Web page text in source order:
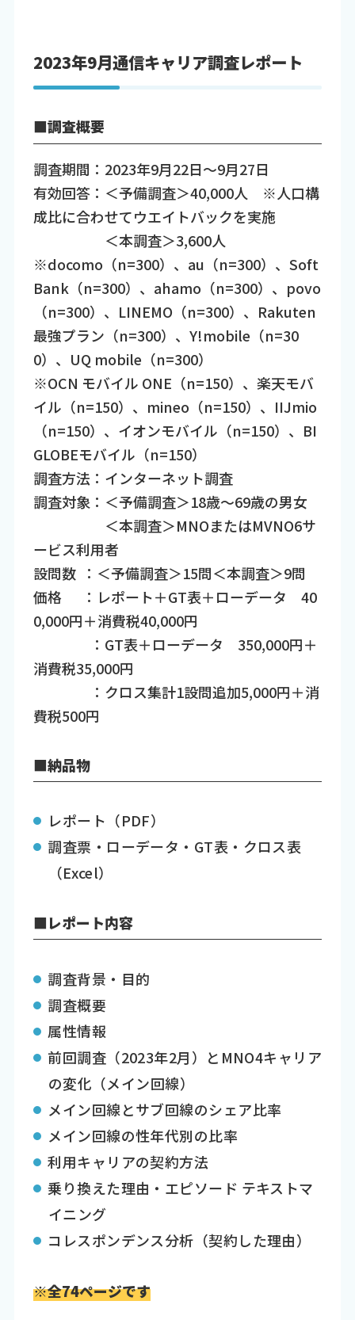
2023年9月通信キャリア調査レポート
■調査概要
調査期間：2023年9月22日～9月27日
有効回答：＜予備調査＞40,000人 ※人口構
成比に合わせてウエイトバックを実施
＜本調査＞3,600人
※docomo（n=300）、au（n=300）、Soft
Bank（n=300）、ahamo（n=300）、povo
（n=300）、LINEMO（n=300）、Rakuten
最強プラン（n=300）、Y!mobile（n=30
0）、UQ mobile（n=300）
※OCN モバイル ONE（n=150）、楽天モバ
イル（n=150）、mineo（n=150）、IIJmio
（n=150）、イオンモバイル（n=150）、BI
GLOBEモバイル（n=150）
調査方法：インターネット調査
調査対象：＜予備調査＞18歳～69歳の男女
＜本調査＞MNOまたはMVNO6サ
ービス利用者
設問数 ：＜予備調査＞15問＜本調査＞9問
価格 ：レポート＋GT表＋ローデータ 40
0,000円＋消費税40,000円
：GT表＋ローデータ 350,000円＋
消費税35,000円
：クロス集計1設問追加5,000円＋消
費税500円
■納品物
レポート（PDF）
調査票・ローデータ・GT表・クロス表
（Excel）
■レポート内容
調査背景・目的
調査概要
属性情報
前回調査（2023年2月）とMNO4キャリア
の変化（メイン回線）
メイン回線とサブ回線のシェア比率
メイン回線の性年代別の比率
利用キャリアの契約方法
乗り換えた理由・エピソード テキストマ
イニング
コレスポンデンス分析（契約した理由）
※全74ページです